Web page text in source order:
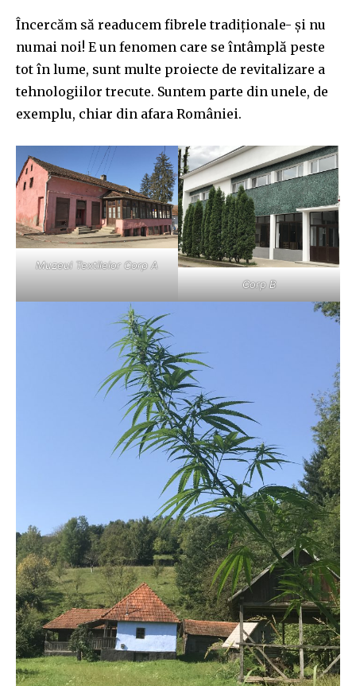
Încercăm să readucem fibrele tradiționale- și nu
numai noi! E un fenomen care se întâmplă peste
tot în lume, sunt multe proiecte de revitalizare a
tehnologiilor trecute. Suntem parte din unele, de
exemplu, chiar din afara României.
Muzeul Textilelor Corp A
Corp B